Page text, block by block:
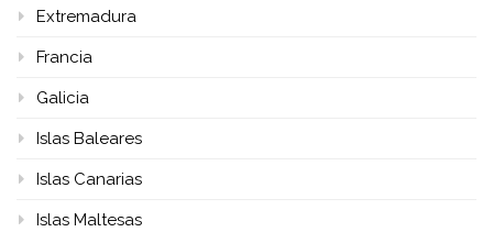
Extremadura
Francia
Galicia
Islas Baleares
Islas Canarias
Islas Maltesas